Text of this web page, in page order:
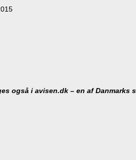
også i avisen.dk – en af Danmarks